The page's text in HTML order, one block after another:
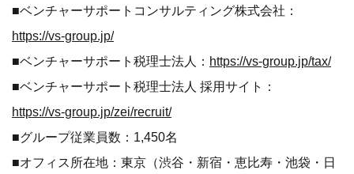
■ベンチャーサポートコンサルティング株式会社：
https://vs-group.jp/
■ベンチャーサポート税理士法人： https://vs-group.jp/tax/
■ベンチャーサポート税理士法人 採用サイト：
https://vs-group.jp/zei/recruit/
■グループ従業員数：1,450名
■オフィス所在地：東京（渋谷・新宿・恵比寿・池袋・日